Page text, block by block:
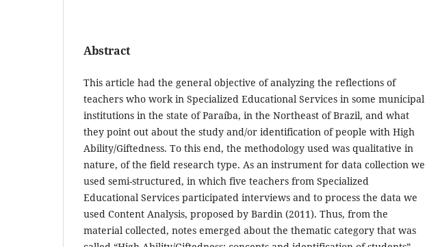
Abstract
This article had the general objective of analyzing the reflections of
teachers who work in Specialized Educational Services in some municipal
institutions in the state of Paraíba, in the Northeast of Brazil, and what
they point out about the study and/or identification of people with High
Ability/Giftedness. To this end, the methodology used was qualitative in
nature, of the field research type. As an instrument for data collection we
used semi-structured, in which five teachers from Specialized
Educational Services participated interviews and to process the data we
used Content Analysis, proposed by Bardin (2011). Thus, from the
material collected, notes emerged about the thematic category that was